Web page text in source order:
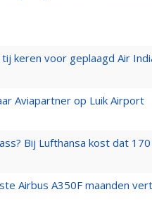
keren voor geplaagd Air
Aviapartner op Luik Airport
Bij Lufthansa kost dat
Airbus A350F maanden